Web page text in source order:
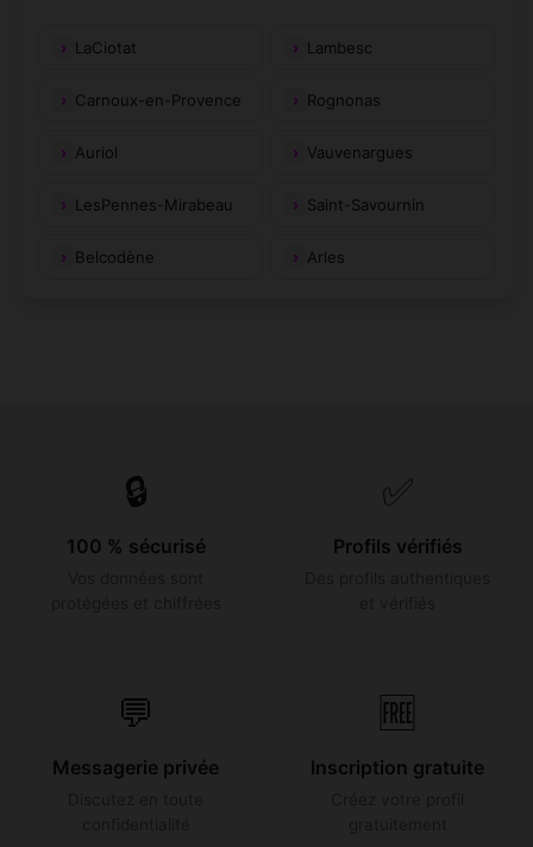
LaCiotat Lambesc
Carnoux-en-Provence Rognonas
Auriol Vauvenargues
LesPennes-Mirabeau Saint-Savournin
Belcodène Arles
🔒
100 % sécurisé
✅
Profils vérifiés
💬
Messagerie privée
🆓
Inscription gratuite